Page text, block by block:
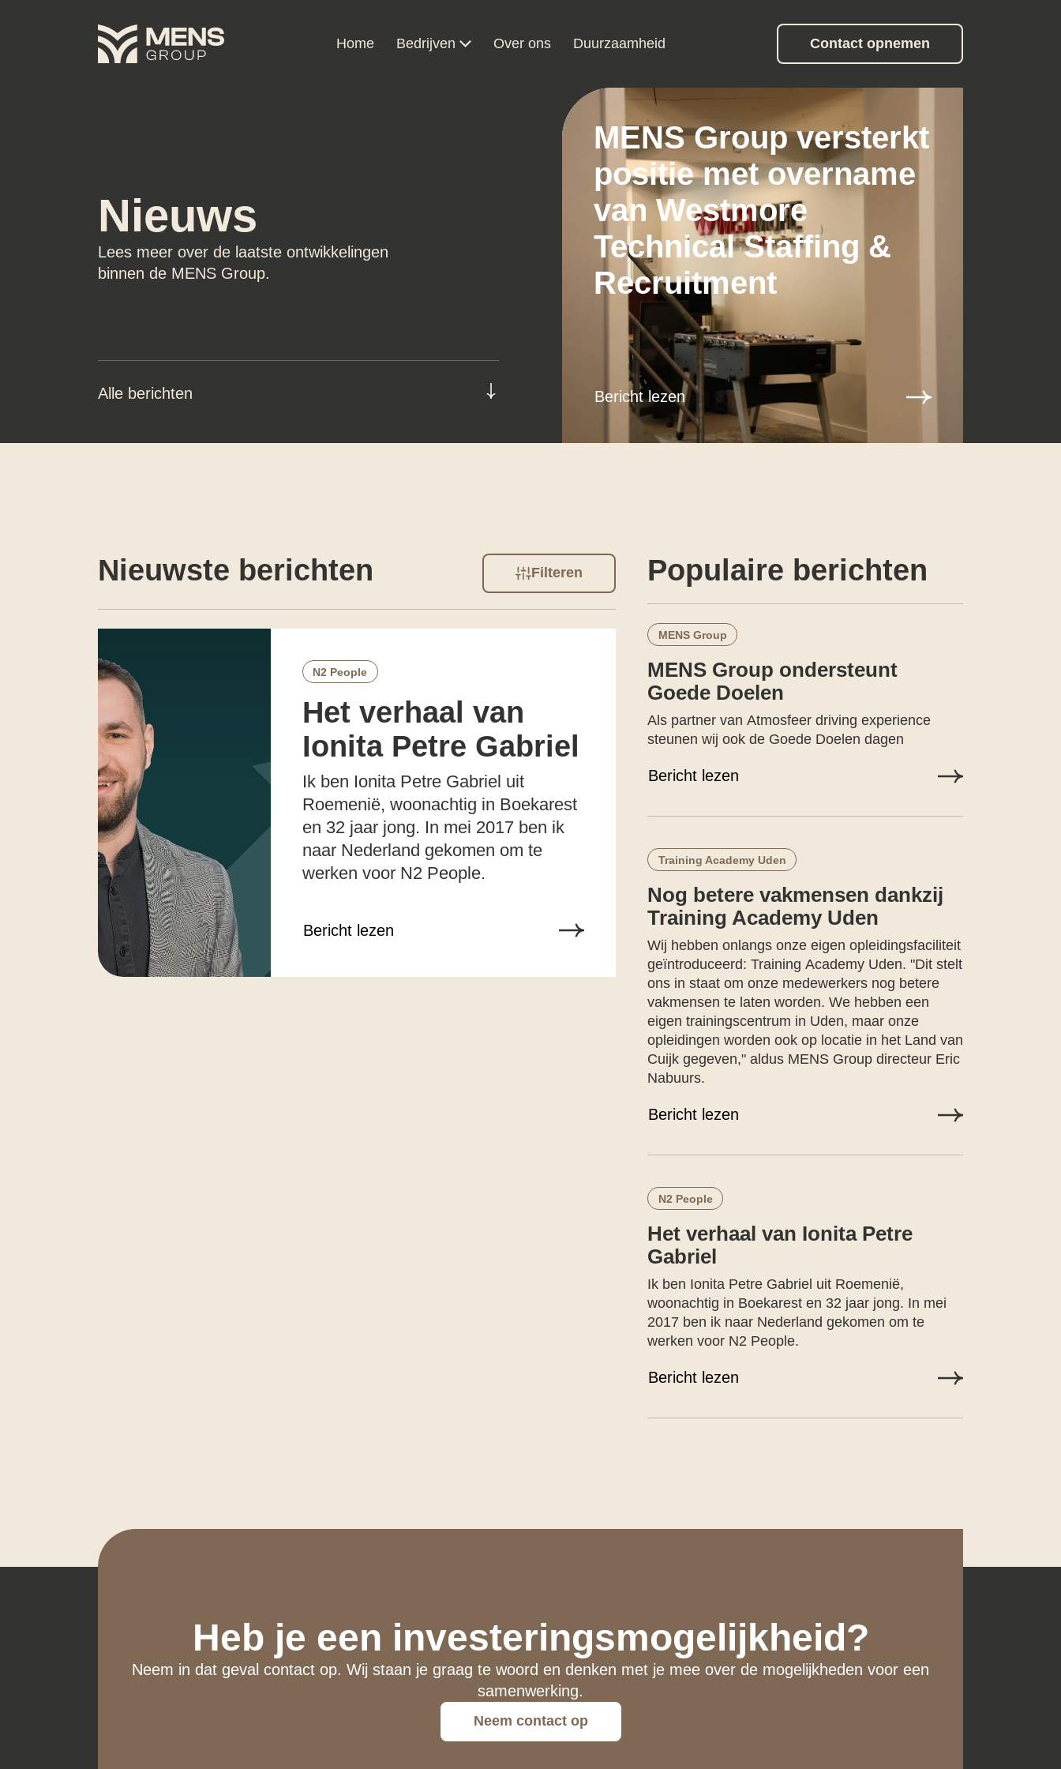
Home Bedrijven Over ons Duurzaamheid Contact opnemen
Nieuws
Lees meer over de laatste ontwikkelingen
binnen de MENS Group.
Alle berichten
MENS Group versterkt
positie met overname
van Westmore
Technical Staffing &
Recruitment
Bericht lezen
Nieuwste berichten Filteren
N2 People
Het verhaal van
Ionita Petre Gabriel
Ik ben Ionita Petre Gabriel uit
Roemenië, woonachtig in Boekarest
en 32 jaar jong. In mei 2017 ben ik
naar Nederland gekomen om te
werken voor N2 People.
Bericht lezen
Populaire berichten
MENS Group
MENS Group ondersteunt
Goede Doelen
Als partner van Atmosfeer driving experience
steunen wij ook de Goede Doelen dagen
Bericht lezen
Training Academy Uden
Nog betere vakmensen dankzij
Training Academy Uden
Wij hebben onlangs onze eigen opleidingsfaciliteit
geïntroduceerd: Training Academy Uden. "Dit stelt
ons in staat om onze medewerkers nog betere
vakmensen te laten worden. We hebben een
eigen trainingscentrum in Uden, maar onze
opleidingen worden ook op locatie in het Land van
Cuijk gegeven," aldus MENS Group directeur Eric
Nabuurs.
Bericht lezen
N2 People
Het verhaal van Ionita Petre
Gabriel
Ik ben Ionita Petre Gabriel uit Roemenië,
woonachtig in Boekarest en 32 jaar jong. In mei
2017 ben ik naar Nederland gekomen om te
werken voor N2 People.
Bericht lezen
Heb je een investeringsmogelijkheid?
Neem in dat geval contact op. Wij staan je graag te woord en denken met je mee over de mogelijkheden voor een
samenwerking.
Neem contact op